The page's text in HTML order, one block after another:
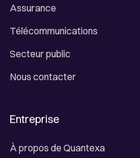
Assurance
Télécommunications
Secteur public
Nous contacter
Entreprise
À propos de Quantexa